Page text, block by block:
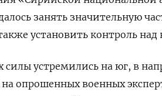
занять значительную
установить контроль
силы устремились на юг, в
опрошенных военных